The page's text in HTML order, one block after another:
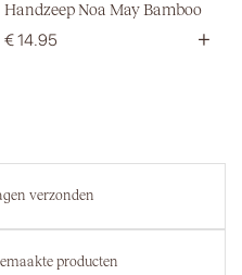
Handzeep Noa May Bamboo
€14.95 +
verzonden
producten